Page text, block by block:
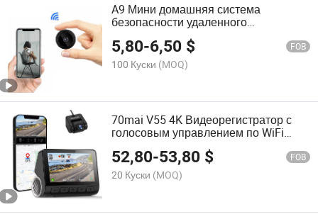
A9 Мини домашняя система
безопасности удаленного
мониторинга WiFi камера
5,80-6,50 $ FOB
100 Куски (MOQ)
70mai V55 4K Видеорегистратор с
голосовым управлением по WiFi
52,80-53,80 $ FOB
20 Куски (MOQ)